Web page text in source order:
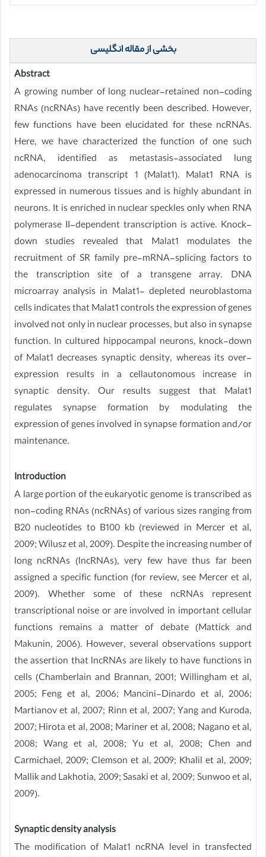
بخشی از مقاله انگلیسی
Abstract
A growing number of long nuclear-retained non-coding
RNAs (ncRNAs) have recently been described. However,
few functions have been elucidated for these ncRNAs.
Here, we have characterized the function of one such
ncRNA, identified as metastasis-associated lung
adenocarcinoma transcript 1 (Malat1). Malat1 RNA is
expressed in numerous tissues and is highly abundant in
neurons. It is enriched in nuclear speckles only when RNA
polymerase II-dependent transcription is active. Knock-
down studies revealed that Malat1 modulates the
recruitment of SR family pre-mRNA-splicing factors to
the transcription site of a transgene array. DNA
microarray analysis in Malat1- depleted neuroblastoma
cells indicates that Malat1 controls the expression of genes
involved not only in nuclear processes, but also in synapse
function. In cultured hippocampal neurons, knock-down
of Malat1 decreases synaptic density, whereas its over-
expression results in a cellautonomous increase in
synaptic density. Our results suggest that Malat1
regulates synapse formation by modulating the
expression of genes involved in synapse formation and/or
maintenance.
Introduction
A large portion of the eukaryotic genome is transcribed as
non-coding RNAs (ncRNAs) of various sizes ranging from
B20 nucleotides to B100 kb (reviewed in Mercer et al,
2009; Wilusz et al, 2009). Despite the increasing number of
long ncRNAs (lncRNAs), very few have thus far been
assigned a specific function (for review, see Mercer et al,
2009). Whether some of these ncRNAs represent
transcriptional noise or are involved in important cellular
functions remains a matter of debate (Mattick and
Makunin, 2006). However, several observations support
the assertion that lncRNAs are likely to have functions in
cells (Chamberlain and Brannan, 2001; Willingham et al,
2005; Feng et al, 2006; Mancini-Dinardo et al, 2006;
Martianov et al, 2007; Rinn et al, 2007; Yang and Kuroda,
2007; Hirota et al, 2008; Mariner et al, 2008; Nagano et al,
2008; Wang et al, 2008; Yu et al, 2008; Chen and
Carmichael, 2009; Clemson et al, 2009; Khalil et al, 2009;
Mallik and Lakhotia, 2009; Sasaki et al, 2009; Sunwoo et al,
2009).
Synaptic density analysis
The modification of Malat1 ncRNA level in transfected